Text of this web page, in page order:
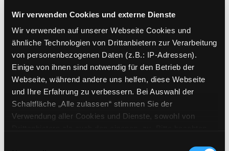
Wir verwenden Cookies und externe Dienste
Wir verwenden auf unserer Webseite Cookies und
ähnliche Technologien von Drittanbietern zur Verarbeitung
von personenbezogenen Daten (z.B.: IP-Adressen).
Einige von ihnen sind notwendig für den Betrieb der
Webseite, während andere uns helfen, diese Webseite
und Ihre Erfahrung zu verbessern. Bei Auswahl der
Schaltfläche „Alle zulassen“ stimmen Sie der
Verwendung aller Cookies und Dienste, sowohl von
Suche nach diesem Verfasser
Jahr:2019Verlag:Stuttgart, Klett
Exemplar-Details von Lieber leben anzeigen
Mediengruppe:DVD
Lieber leben
Verfasser:Grand Corps Malade
[Regie];Idir, Mehdi [Regie]Suche nach
Jahr:2016
Verlag:[o.O.], good! movies